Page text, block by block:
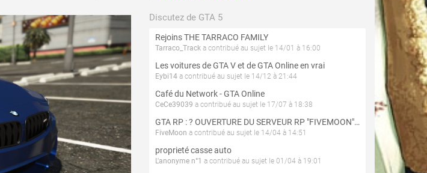
Discutez de GTA 5
Rejoins THE TARRACO FAMILY
Tarraco_Track a contribué au sujet le 14/01 à 16:00
Les voitures de GTA V et de GTA Online en vrai
Eybi14 a contribué au sujet le 14/12 à 21:44
Café du Network - GTA Online
CeCe39039 a contribué au sujet le 17/07 à 18:38
GTA RP : ? OUVERTURE DU SERVEUR RP "FIVEMOON"  ACCÈS LIBRE ?
FiveMoon a contribué au sujet le 14/04 à 14:51
proprieté casse auto
L'anonyme n°1 a contribué au sujet le 01/04 à 19:01